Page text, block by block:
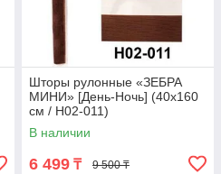
Шторы рулонные «ЗЕБРА
МИНИ» [День-Ночь] (40х160
см / H02-011)
В наличии
6 499 ₸ 9 500 ₸